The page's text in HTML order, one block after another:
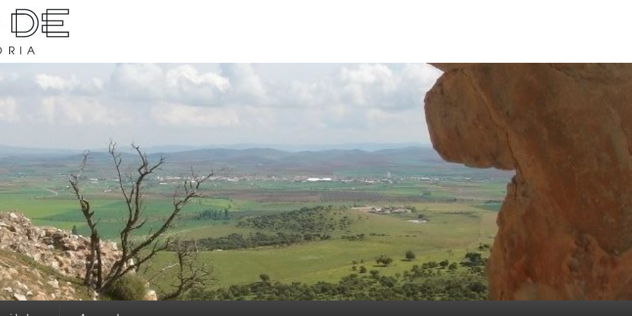
y su historia